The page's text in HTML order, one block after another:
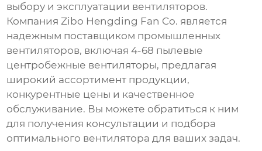
выбору и эксплуатации вентиляторов.
КомпанияZibo Hengding Fan Co. является
надежным поставщиком промышленных
вентиляторов, включая4-68 пылевые
центробежные вентиляторы, предлагая
широкий ассортимент продукции,
конкурентные цены и качественное
обслуживание. Вы можете обратиться к ним
для получения консультации и подбора
оптимального вентилятора для ваших задач.